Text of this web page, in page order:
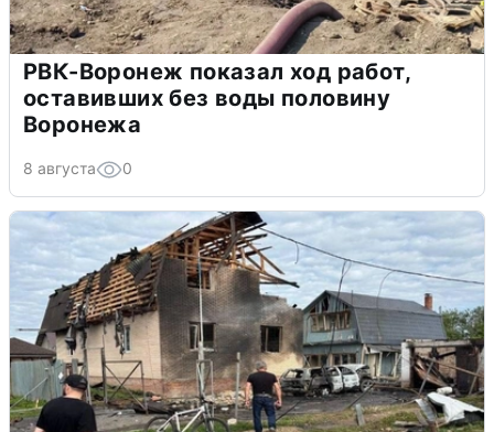
РВК-Воронеж показал ход работ,
оставивших без воды половину
Воронежа
8 августа 0